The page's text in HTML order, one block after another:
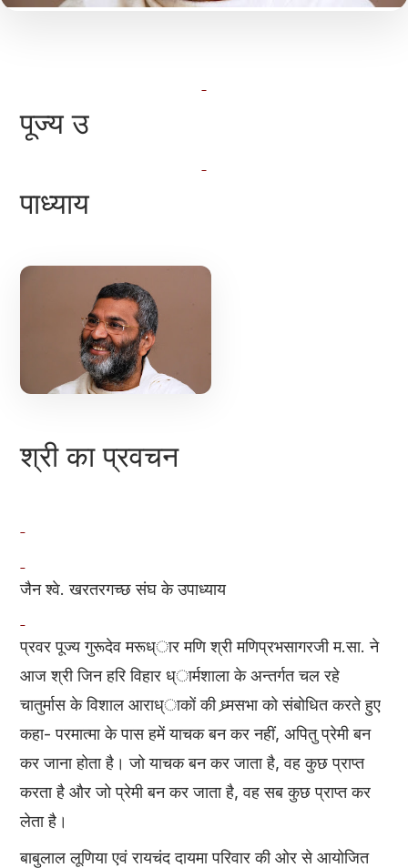
पूज्य उ
पाध्याय
श्री का प्रवचन
जैन श्वे. खरतरगच्छ संघ के उपाध्याय
प्रवर पूज्य गुरूदेव मरूध्ार मणि श्री मणिप्रभसागरजी म.सा. ने
आज श्री जिन हरि विहार ध्ार्मशाला के अन्तर्गत चल रहे
चातुर्मास के विशाल आराध्ाकों की ध्र्मसभा को संबोधित करते हुए
कहा- परमात्मा के पास हमें याचक बन कर नहीं, अपितु प्रेमी बन
कर जाना होता है। जो याचक बन कर जाता है, वह कुछ प्राप्त
करता है और जो प्रेमी बन कर जाता है, वह सब कुछ प्राप्त कर
लेता है।
बाबुलाल लूणिया एवं रायचंद दायमा परिवार की ओर से आयोजित